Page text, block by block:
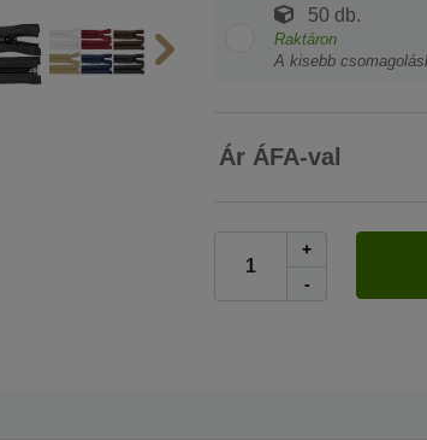
50 db.
Raktáron
A kisebb
Ár ÁFA-val
+
-